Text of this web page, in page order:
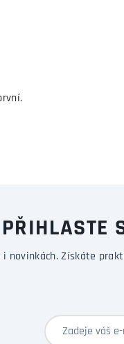
PŘIHLASTE
i novinkách. Získáte